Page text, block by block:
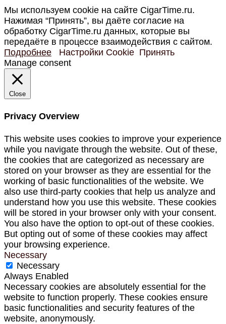
Мы используем cookie на сайте CigarTime.ru.
Нажимая “Принять”, вы даёте согласие на
обработку CigarTime.ru данных, которые вы
передаёте в процессе взаимодействия с сайтом.
Подробнее
Настройки Cookie Принять
Manage consent
Close
Privacy Overview
This website uses cookies to improve your experience
while you navigate through the website. Out of these,
the cookies that are categorized as necessary are
stored on your browser as they are essential for the
working of basic functionalities of the website. We
also use third-party cookies that help us analyze and
understand how you use this website. These cookies
will be stored in your browser only with your consent.
You also have the option to opt-out of these cookies.
But opting out of some of these cookies may affect
your browsing experience.
Necessary
Necessary
Always Enabled
Necessary cookies are absolutely essential for the
website to function properly. These cookies ensure
basic functionalities and security features of the
website, anonymously.